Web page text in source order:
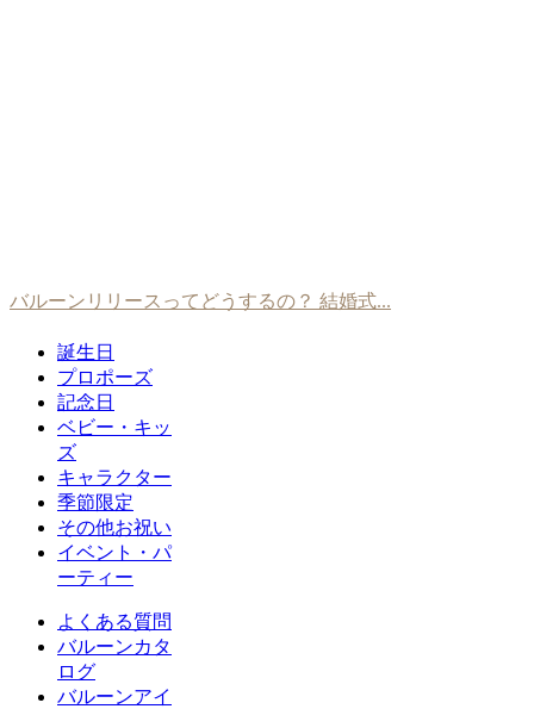
バルーンリリースってどうするの？ 結婚式...
誕生日
プロポーズ
記念日
ベビー・キッ
ズ
キャラクター
季節限定
その他お祝い
イベント・パ
ーティー
よくある質問
バルーンカタ
ログ
バルーンアイ